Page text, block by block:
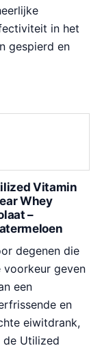
in het
gespierd en
Vitamin
Whey
–
degenen die
voorkeur geven
een
en
eiwitdrank,
de Utilized